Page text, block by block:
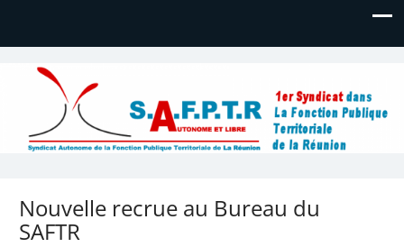
Syndicat Autonome de la
Fonction Publique Territoriale de
La Réunion
Bienvenue
Nouvelle recrue au Bureau du
SAFTR